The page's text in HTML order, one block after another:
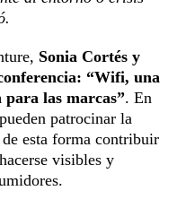
Sonia Cortés y
“Wifi, una
las marcas”. En
patrocinar la
esta forma contribuir
visibles y